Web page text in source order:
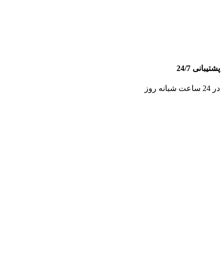
پشتیبانی 24/7
در 24 ساعت شبانه روز